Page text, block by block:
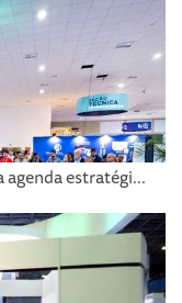
estratégi...